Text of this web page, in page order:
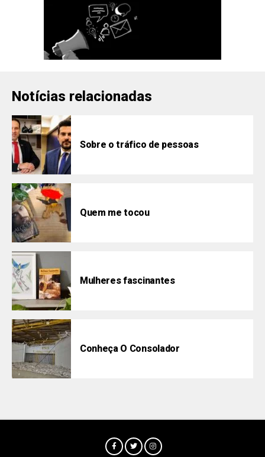
Notícias relacionadas
Sobre o tráfico de pessoas
Quem me tocou
Mulheres fascinantes
Conheça O Consolador